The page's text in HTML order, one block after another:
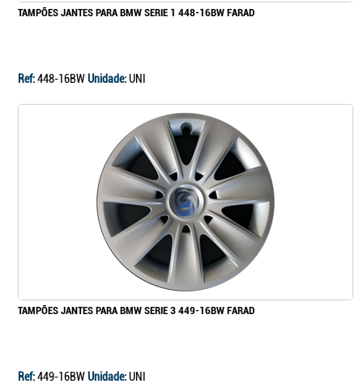
TAMPÕES JANTES PARA BMW SERIE 1 448-16BW FARAD
Ref:448-16BWUnidade:UNI
TAMPÕES JANTES PARA BMW SERIE 3 449-16BW FARAD
Ref:449-16BWUnidade:UNI